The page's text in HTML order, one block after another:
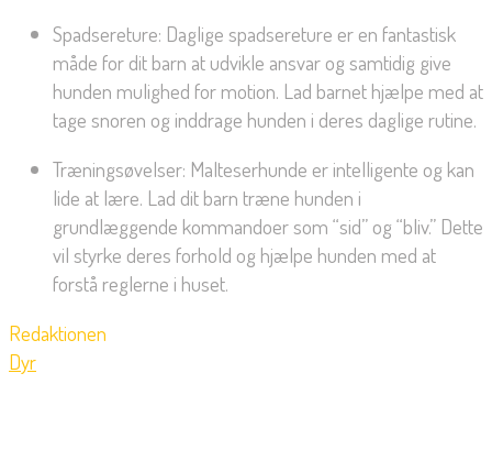
Spadsereture: Daglige spadsereture er en fantastisk
måde for dit barn at udvikle ansvar og samtidig give
hunden mulighed for motion. Lad barnet hjælpe med at
tage snoren og inddrage hunden i deres daglige rutine.
Træningsøvelser: Malteserhunde er intelligente og kan
lide at lære. Lad dit barn træne hunden i
grundlæggende kommandoer som “sid” og “bliv.” Dette
vil styrke deres forhold og hjælpe hunden med at
forstå reglerne i huset.
Redaktionen
Dyr